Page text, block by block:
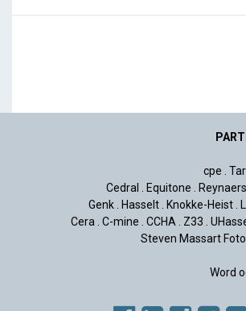
cpe
Cedral
Equitone
Genk
Hasselt Knokke-Heist
Cera
C-mine CCHA Z33
Steven Massart
Word